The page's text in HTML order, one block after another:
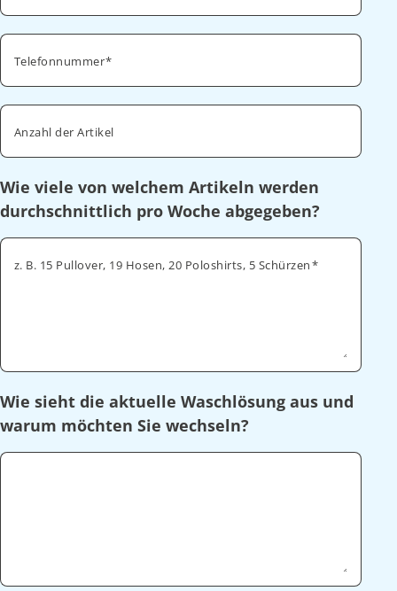
Telefonnummer
Anzahl der Artikel
Wie viele von welchem Artikeln werden
durchschnittlich pro Woche abgegeben?
z. B. 15 Pullover, 19 Hosen, 20 Poloshirts, 5 Schürzen
Wie sieht die aktuelle Waschlösung aus und
warum möchten Sie wechseln?